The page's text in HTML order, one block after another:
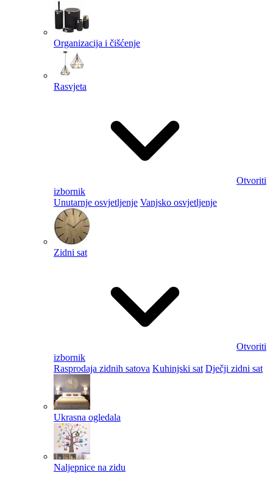
Organizacija i čišćenje
Rasvjeta
Otvoriti
izbornik
Unutarnje osvjetljenje Vanjsko osvjetljenje
Zidni sat
Otvoriti
izbornik
Rasprodaja zidnih satova Kuhinjski sat Dječji zidni sat
Ukrasna ogledala
Naljepnice na zidu